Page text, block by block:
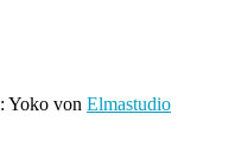
Yoko von Elmastudio